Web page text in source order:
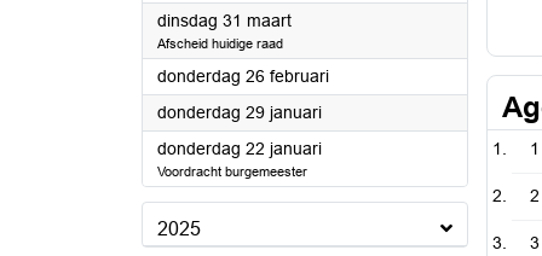
dinsdag 31 maart2026
Afscheid huidige raad
donderdag 26 februari2026
donderdag 29 januari2026
donderdag 22 januari2026
Voordracht burgemeester
2025
1
2
3